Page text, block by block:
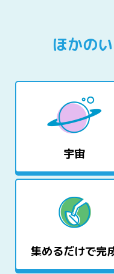
ほかの
宇宙
集めるだけで完